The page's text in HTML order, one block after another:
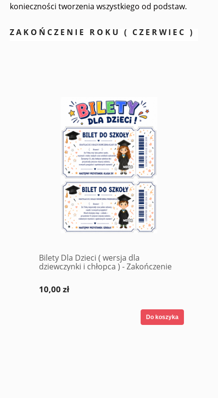
konieczności tworzenia wszystkiego od podstaw.
ZAKOŃCZENIE ROKU ( CZERWIEC )
Bilety Dla Dzieci ( wersja dla
dziewczynki i chłopca ) - Zakończenie
10,00 zł
Do koszyka